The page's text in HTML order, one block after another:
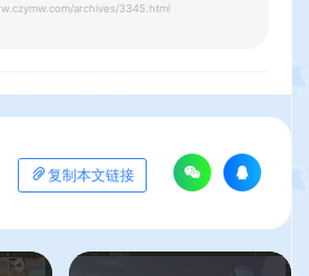
archives/3345.html
复制本文链接